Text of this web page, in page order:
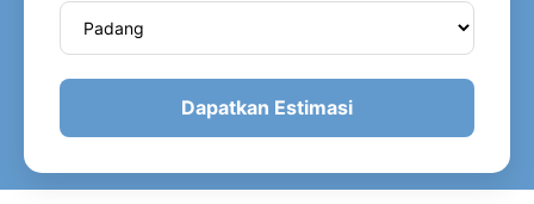
Dapatkan Estimasi